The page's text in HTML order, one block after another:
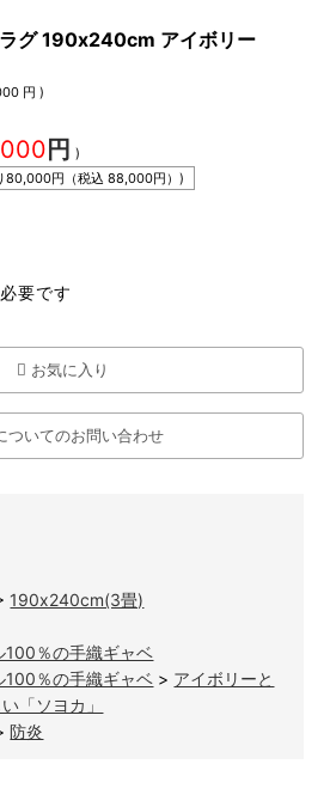
グ 190x240cm アイボリー
円 )
円 )
80,000円（税込88,000円）)
要です
お気に入り
ついてのお問い合わせ
190x240cm(3畳)
100％の手織ギャベ
100％の手織ギャベ > アイボリーと
「ソヨカ」
防炎